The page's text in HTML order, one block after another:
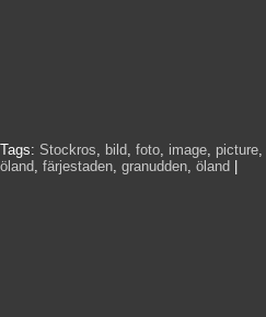
Tags: Stockros, bild, foto, image, picture,
öland, färjestaden, granudden, öland